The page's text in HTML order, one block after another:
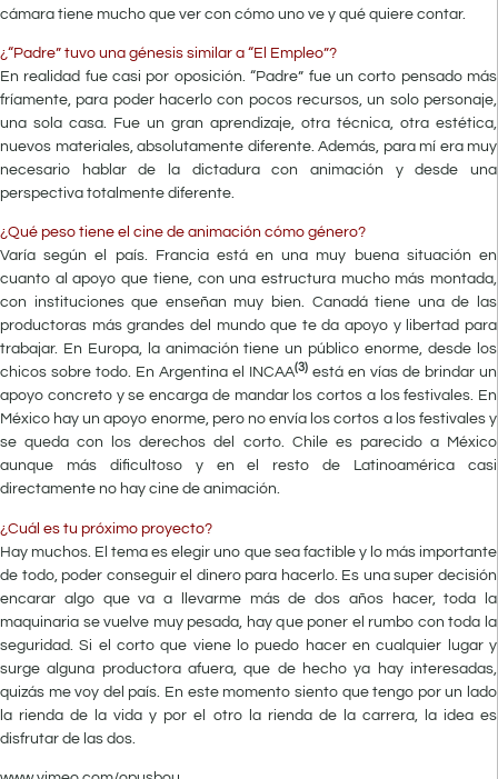
cámara tiene mucho que ver con cómo uno ve y qué quiere contar.
¿“Padre” tuvo una génesis similar a “El Empleo”?
En realidad fue casi por oposición. “Padre” fue un corto pensado más
fríamente, para poder hacerlo con pocos recursos, un solo personaje,
una sola casa. Fue un gran aprendizaje, otra técnica, otra estética,
nuevos materiales, absolutamente diferente. Además, para mí era muy
necesario hablar de la dictadura con animación y desde una
perspectiva totalmente diferente.
¿Qué peso tiene el cine de animación cómo género?
Varía según el país. Francia está en una muy buena situación en
cuanto al apoyo que tiene, con una estructura mucho más montada,
con instituciones que enseñan muy bien. Canadá tiene una de las
productoras más grandes del mundo que te da apoyo y libertad para
trabajar. En Europa, la animación tiene un público enorme, desde los
chicos sobre todo. En Argentina el INCAA(3) está en vías de brindar un
apoyo concreto y se encarga de mandar los cortos a los festivales. En
México hay un apoyo enorme, pero no envía los cortos a los festivales y
se queda con los derechos del corto. Chile es parecido a México
aunque más dificultoso y en el resto de Latinoamérica casi
directamente no hay cine de animación.
¿Cuál es tu próximo proyecto?
Hay muchos. El tema es elegir uno que sea factible y lo más importante
de todo, poder conseguir el dinero para hacerlo. Es una super decisión
encarar algo que va a llevarme más de dos años hacer, toda la
maquinaria se vuelve muy pesada, hay que poner el rumbo con toda la
seguridad. Si el corto que viene lo puedo hacer en cualquier lugar y
surge alguna productora afuera, que de hecho ya hay interesadas,
quizás me voy del país. En este momento siento que tengo por un lado
la rienda de la vida y por el otro la rienda de la carrera, la idea es
disfrutar de las dos.